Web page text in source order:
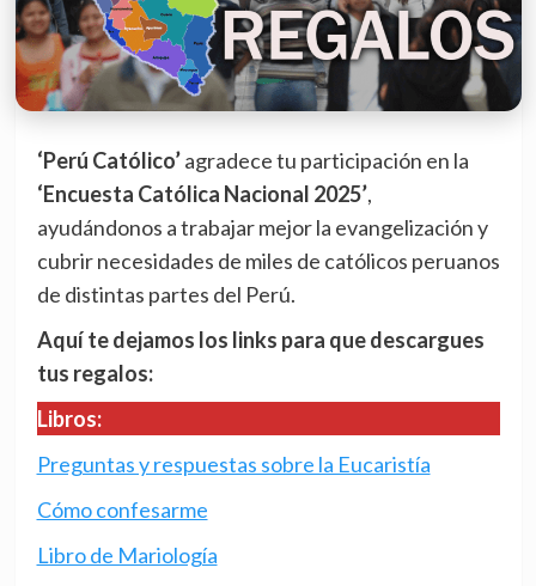
‘Perú Católico’agradece tu participación en la
‘Encuesta Católica Nacional 2025’,
ayudándonos a trabajar mejor la evangelización y
cubrir necesidades de miles de católicos peruanos
de distintas partes del Perú.
Aquí te dejamos los links para que descargues
tus regalos:
Libros:
Preguntas y respuestas sobre la Eucaristía
Cómo confesarme
Libro de Mariología